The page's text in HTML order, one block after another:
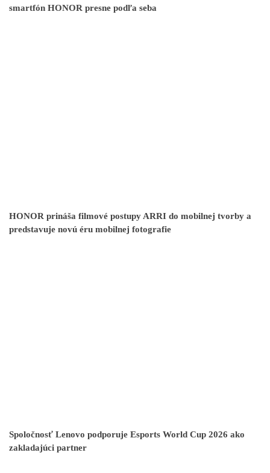
smartfón HONOR presne podľa seba
HONOR prináša filmové postupy ARRI do mobilnej tvorby a
predstavuje novú éru mobilnej fotografie
Spoločnosť Lenovo podporuje Esports World Cup 2026 ako
zakladajúci partner